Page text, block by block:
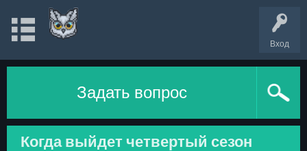
Вход
Задать вопрос
Когда выйдет четвертый сезон